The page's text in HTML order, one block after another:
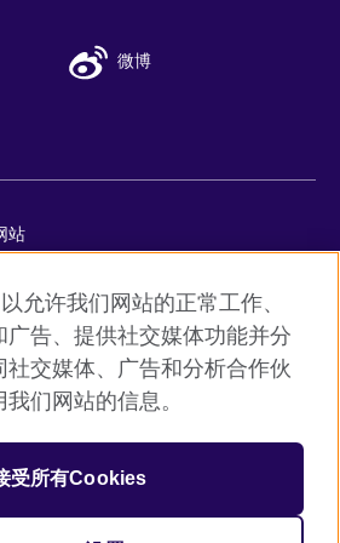
微博
站
号-8
号
提供教育机会与促进文化交流的国际机
允许我们网站的正常工作、
广告、提供社交媒体功能并分
交媒体、广告和分析合作伙
们网站的信息。
受所有Cookies